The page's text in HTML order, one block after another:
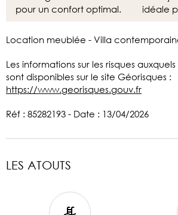
pour un confort optimal.
idéale
Location meublée - Villa
Les informations sur les risques
sont disponibles sur le site Géorisques :
https://www.georisques.gouv.fr
Réf : 85282193 - Date : 13/04/2026
LES ATOUTS